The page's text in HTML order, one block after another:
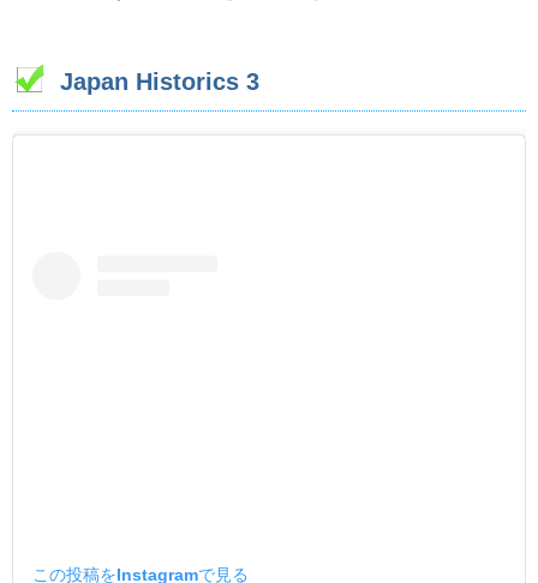
Japan Historics 3
この投稿をInstagramで見る